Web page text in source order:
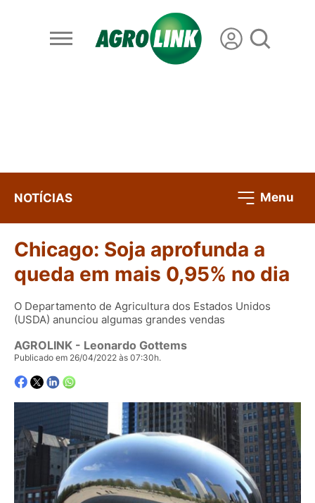
NOTÍCIAS Menu
Chicago: Soja aprofunda a
queda em mais 0,95% no dia
O Departamento de Agricultura dos Estados Unidos
(USDA) anunciou algumas grandes vendas
AGROLINK - Leonardo Gottems
Publicado em 26/04/2022 às 07:30h.